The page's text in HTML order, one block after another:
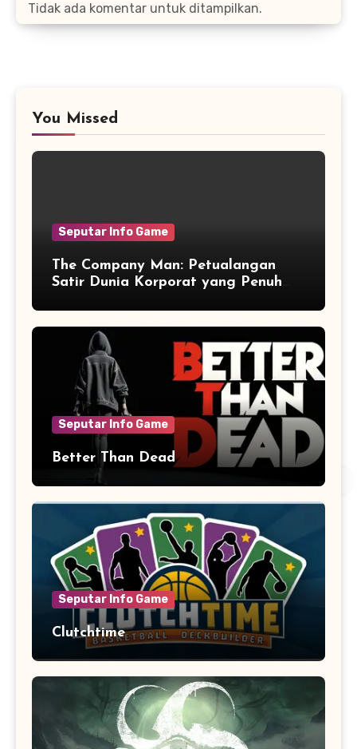
Tidak ada komentar untuk ditampilkan.
You Missed
Seputar Info Game
The Company Man: Petualangan
Satir Dunia Korporat yang Penuh
Seputar Info Game
Better Than Dead
Seputar Info Game
Clutchtime